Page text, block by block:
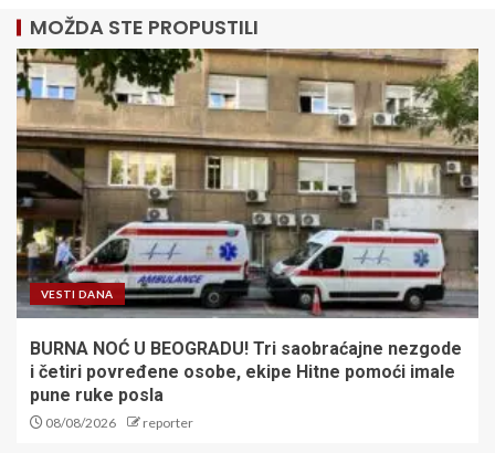
MOŽDA STE PROPUSTILI
VESTI DANA
BURNA NOĆ U BEOGRADU! Tri saobraćajne nezgode
i četiri povređene osobe, ekipe Hitne pomoći imale
pune ruke posla
08/08/2026 reporter